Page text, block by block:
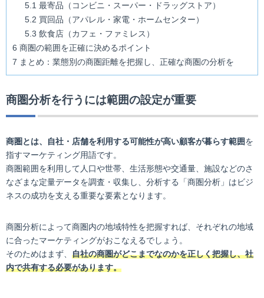
5.1 最寄品（コンビニ・スーパー・ドラッグストア）
5.2 買回品（アパレル・家電・ホームセンター）
5.3 飲食店（カフェ・ファミレス）
6 商圏の範囲を正確に決めるポイント
7 まとめ：業態別の商圏距離を把握し、正確な商圏の分析を
商圏分析を行うには範囲の設定が重要
商圏とは、自社・店舗を利用する可能性が高い顧客が暮らす範囲を
指すマーケティング用語です。
商圏範囲を利用して人口や世帯、生活形態や交通量、施設などのさ
なざまな定量データを調査・収集し、分析する「商圏分析」はビジ
ネスの成功を支える重要な要素となります。
商圏分析によって商圏内の地域特性を把握すれば、それぞれの地域
に合ったマーケティングがおこなえるでしょう。
そのためはまず、 自社の商圏がどこまでなのかを正しく把握し、社
内で共有する必要があります。